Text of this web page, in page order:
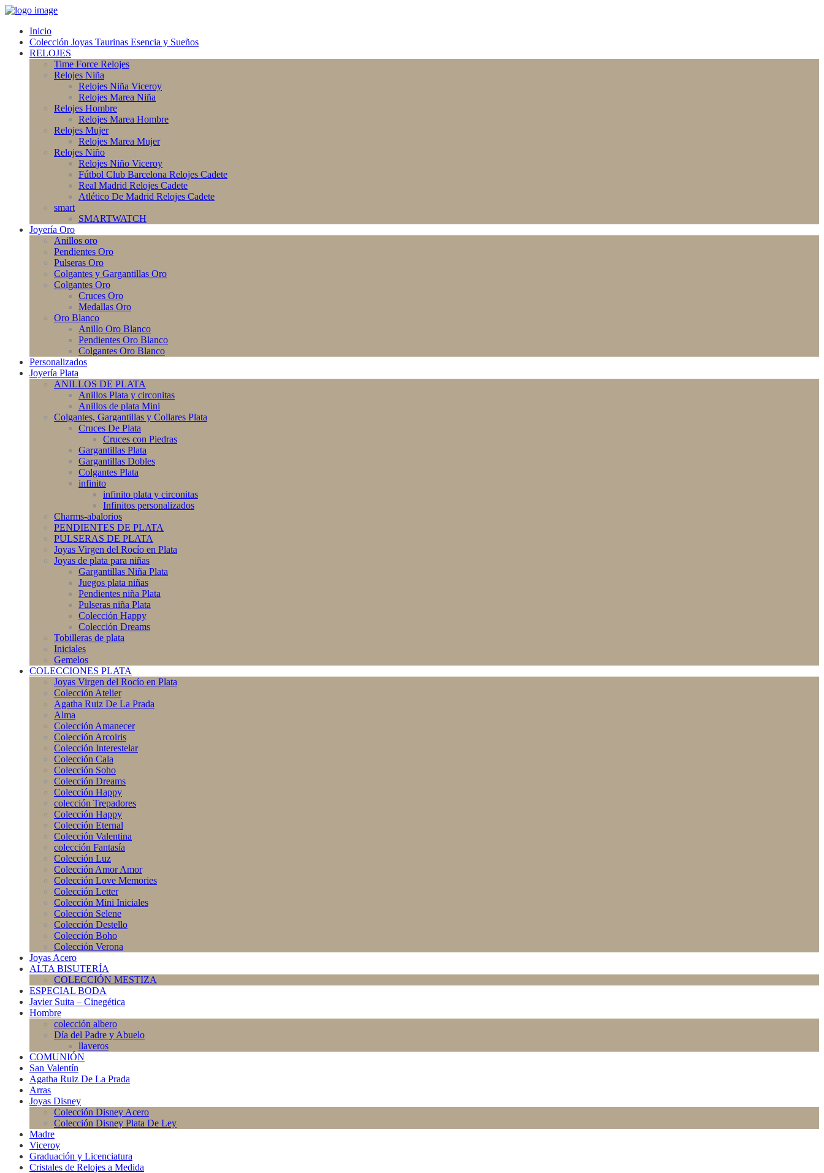
Inicio
Colección Joyas Taurinas Esencia y Sueños
RELOJES
Time Force Relojes
Relojes Niña
Relojes Niña Viceroy
Relojes Marea Niña
Relojes Hombre
Relojes Marea Hombre
Relojes Mujer
Relojes Marea Mujer
Relojes Niño
Relojes Niño Viceroy
Fútbol Club Barcelona Relojes Cadete
Real Madrid Relojes Cadete
Atlético De Madrid Relojes Cadete
smart
SMARTWATCH
Joyería Oro
Anillos oro
Pendientes Oro
Pulseras Oro
Colgantes y Gargantillas Oro
Colgantes Oro
Cruces Oro
Medallas Oro
Oro Blanco
Anillo Oro Blanco
Pendientes Oro Blanco
Colgantes Oro Blanco
Personalizados
Joyería Plata
ANILLOS DE PLATA
Anillos Plata y circonitas
Anillos de plata Mini
Colgantes, Gargantillas y Collares Plata
Cruces De Plata
Cruces con Piedras
Gargantillas Plata
Gargantillas Dobles
Colgantes Plata
infinito
infinito plata y circonitas
Infinitos personalizados
Charms-abalorios
PENDIENTES DE PLATA
PULSERAS DE PLATA
Joyas Virgen del Rocío en Plata
Joyas de plata para niñas
Gargantillas Niña Plata
Juegos plata niñas
Pendientes niña Plata
Pulseras niña Plata
Colección Happy
Colección Dreams
Tobilleras de plata
Iniciales
Gemelos
COLECCIONES PLATA
Joyas Virgen del Rocío en Plata
Colección Atelier
Agatha Ruiz De La Prada
Alma
Colección Amanecer
Colección Arcoiris
Colección Interestelar
Colección Cala
Colección Soho
Colección Dreams
Colección Happy
colección Trepadores
Colección Happy
Colección Eternal
Colección Valentina
colección Fantasía
Colección Luz
Colección Amor Amor
Colección Love Memories
Colección Letter
Colección Mini Iniciales
Colección Selene
Colección Destello
Colección Boho
Colección Verona
Joyas Acero
ALTA BISUTERÍA
COLECCIÓN MESTIZA
ESPECIAL BODA
Javier Suita – Cinegética
Hombre
colección albero
Día del Padre y Abuelo
llaveros
COMUNIÓN
San Valentín
Agatha Ruiz De La Prada
Arras
Joyas Disney
Colección Disney Acero
Colección Disney Plata De Ley
Madre
Viceroy
Graduación y Licenciatura
Cristales de Relojes a Medida